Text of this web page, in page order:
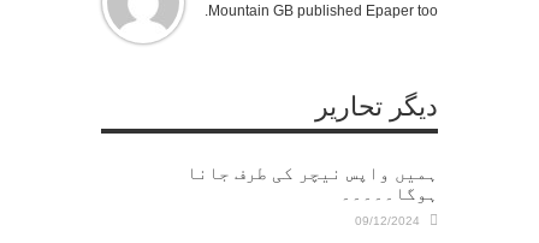
Mountain GB published Epaper too.
دیگر تحاریر
ہمیں واپس نیچر کی طرف جانا
ہوگا۔۔۔۔۔
09/12/2024